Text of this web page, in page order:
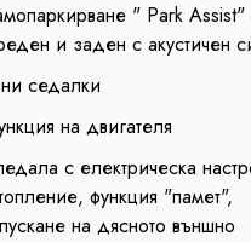
" Park Assist"
и заден с акустичен
седалки
на двигателя
с електрическа
функция "памет",
на дясното външно